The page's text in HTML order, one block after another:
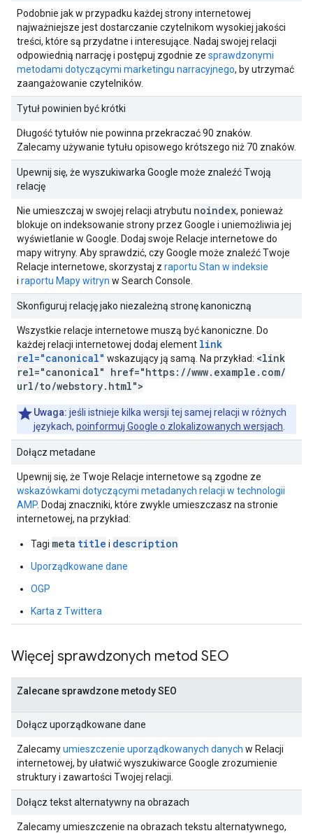
Podobnie jak w przypadku każdej strony internetowej
najważniejsze jest dostarczanie czytelnikom wysokiej jakości
treści, które są przydatne i interesujące. Nadaj swojej relacji
odpowiednią narrację i postępuj zgodnie ze sprawdzonymi
metodami dotyczącymi marketingu narracyjnego, by utrzymać
zaangażowanie czytelników.
Tytuł powinien być krótki
Długość tytułów nie powinna przekraczać 90 znaków.
Zalecamy używanie tytułu opisowego krótszego niż 70 znaków.
Upewnij się, że wyszukiwarka Google może znaleźć Twoją
relację
Nie umieszczaj w swojej relacji atrybutu noindex, ponieważ
blokuje on indeksowanie strony przez Google i uniemożliwia jej
wyświetlanie w Google. Dodaj swoje Relacje internetowe do
mapy witryny. Aby sprawdzić, czy Google może znaleźć Twoje
Relacje internetowe, skorzystaj z raportu Stan w indeksie
i raportu Mapy witryn w Search Console.
Skonfiguruj relację jako niezależną stronę kanoniczną
Wszystkie relacje internetowe muszą być kanoniczne. Do
każdej relacji internetowej dodaj element link
rel="canonical" wskazujący ją samą. Na przykład: <link
rel="canonical" href="https: //www. example . com/
url/to/webstory. html">
Uwaga: jeśli istnieje kilka wersji tej samej relacji w różnych
językach, poinformuj Google o zlokalizowanych wersjach
Dołącz metadane
Upewnij się, że Twoje Relacje internetowe są zgodne ze
wskazówkami dotyczącymi metadanych relacji w technologii
AMP. Dodaj znaczniki, które zwykle umieszczasz na stronie
internetowej, na przykład:
Tagi meta title i description
Uporządkowane dane
OGP
Karta z Twittera
Więcej sprawdzonych metod SEO
Zalecane sprawdzone metody SEO
Dołącz uporządkowane dane
Zalecamyumieszczenie uporządkowanych danych w Relacji
internetowej, by ułatwić wyszukiwarce Google zrozumienie
struktury i zawartości Twojej relacji.
Dołącz tekst alternatywny na obrazach
Zalecamy umieszczenie na obrazach tekstu alternatywnego,